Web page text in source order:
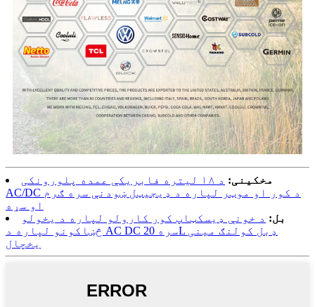
مخکینی:
د ۱۸ لیتره فابریکې عمده پلورونکی
AC/DC د کور او موټر لپاره د ډیجیټل ښودنې سره ګرم
او سړه
بل: د خونې ډیسکټاپ کور کارولو لپاره د یخولو
څښاکونو لپاره د AC DC سره 20L ډبل کولنګ مینی
یخچال